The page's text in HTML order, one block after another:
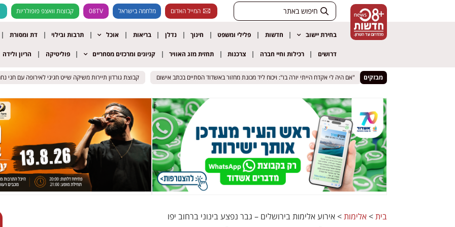
המייל האדום מלחמה בישראל 08TV קבוצות וואצפ פופולריות
בחירת יישוב חדשות פלילי ומשפט חינוך נדלן בריאות אוכל תרבות ובילוי דת ומסורת
דרושים רכילות וחיי חברה צרכנות תחזית מזג האוויר קניונים ומרכזים מסחריים פוליטיקה הריון ולידה
מבזקיםואיים לדקור עובר אורח "אם היה לי אקדח הייתי יורה בו": ויכוח ליד מכונת מחזור באשדוד הסתיים בכתב אישום קבוצת גורדון תיירות משיקה שייט חגיגי לאירופה עם חני ואיים לדקור עובר אורח "אם היה לי אקדח הייתי יורה בו": ויכוח ליד מכונת מחזור באשדוד הסתיים בכתב אישום קבוצת גורדון תיירות משיקה שייט חגיגי לאירופה עם חני
בית>אלימות>אירוע אלימות בירושלים – גבר נפצע בינוני ברחוב יפו